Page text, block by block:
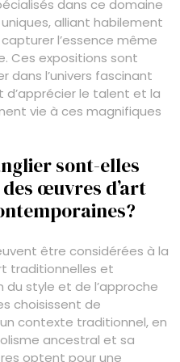
dans ce domaine
alliant habilement
l’essence même
Ces expositions sont
dans l’univers fascinant
d’apprécier le talent et la
vie à ces magnifiques
sont-elles
œuvres d’art
être considérées à la
traditionnelles et
style et de l’approche
choisissent de
contexte traditionnel, en
ancestral et sa
optent pour une